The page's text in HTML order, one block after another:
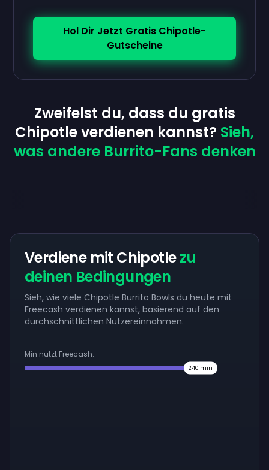
Hol Dir Jetzt Gratis Chipotle-
Gutscheine
Zweifelst du, dass du gratis
Chipotle verdienen kannst? Sieh,
was andere Burrito-Fans denken
Verdiene mit Chipotlezu
deinen Bedingungen
Sieh, wie viele Chipotle Burrito Bowls du heute mit
Freecash verdienen kannst, basierend auf den
durchschnittlichen Nutzereinnahmen.
Min nutzt Freecash:
240 min